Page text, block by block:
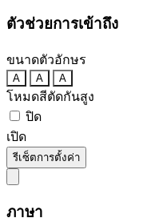
ตัวช่วยการเข้าถึง
ขนาดตัวอักษร
A A A
โหมดสีตัดกันสูง
ปิด
เปิด
รีเซ็ตการตั้งค่า
ภาษา